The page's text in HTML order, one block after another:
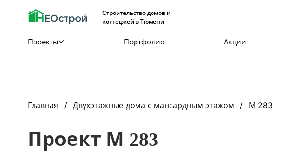
Строительство домов и
коттеджей в Тюмени
Проекты Портфолио Акции
Главная Двухэтажные дома с мансардным этажом М 283
Проект М 283